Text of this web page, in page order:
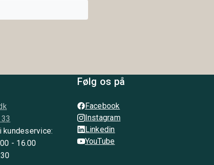
kundeservice:
- 16.00
Følg os på
Facebook
Instagram
Linkedin
YouTube